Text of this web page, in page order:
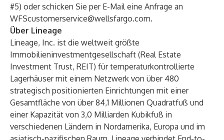
#5) oder schicken Sie per E-Mail eine Anfrage an
WFScustomerservice@wellsfargo.com.
Über Lineage
Lineage, Inc. ist die weltweit größte
Immobilieninvestmentgesellschaft (Real Estate
Investment Trust, REIT) für temperaturkontrollierte
Lagerhäuser mit einem Netzwerk von über 480
strategisch positionierten Einrichtungen mit einer
Gesamtfläche von über 84,1 Millionen Quadratfuß und
einer Kapazität von 3,0 Milliarden Kubikfuß in
verschiedenen Ländern in Nordamerika, Europa und im